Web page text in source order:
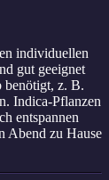
individuellen
gut geeignet
benötigt, z. B.
Indica-Pflanzen
entspannen
Abend zu Hause